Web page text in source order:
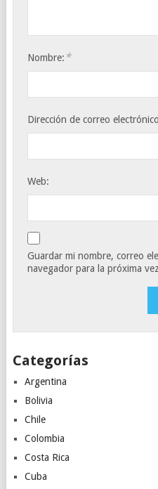
Nombre: *
Dirección de correo
Web:
Guardar mi nombre, correo
navegador para la próxima
Categorías
Argentina
Bolivia
Chile
Colombia
Costa Rica
Cuba